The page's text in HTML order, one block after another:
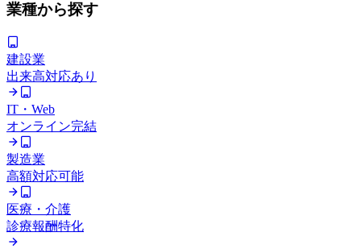
業種から探す
建設業
出来高対応あり
IT・Web
オンライン完結
製造業
高額対応可能
医療・介護
診療報酬特化